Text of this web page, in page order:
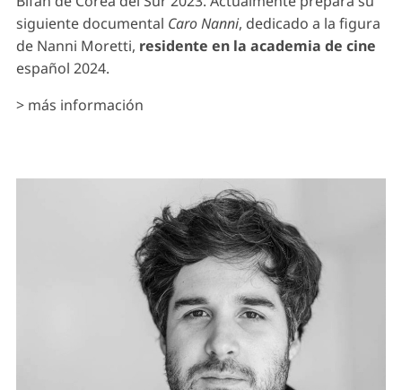
siguiente documental Caro Nanni, dedicado a la figura
de Nanni Moretti, residente en la academia de cine
español 2024.
> más información